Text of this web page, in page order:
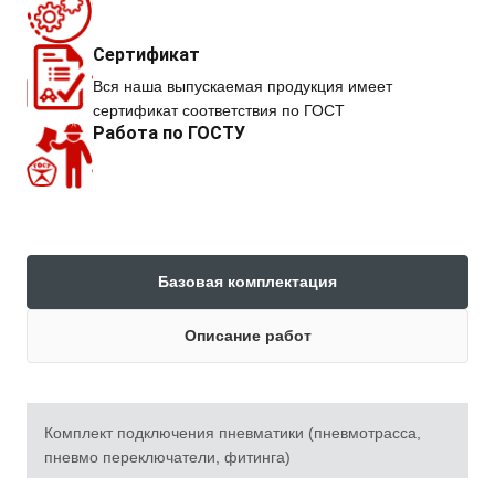
Сертификат
Вся наша выпускаемая продукция имеет
сертификат соответствия по ГОСТ
Работа по ГОСТУ
Базовая комплектация
Описание работ
Комплект подключения пневматики (пневмотрасса,
пневмо переключатели, фитинга)